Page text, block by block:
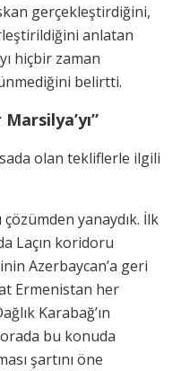
gerçekleştirdiğini,
anlatan
hiçbir zaman
belirtti.
olan tekliflerle ilgili
yanaydık. İlk
Laçın koridoru
Azerbaycan’a geri
Ermenistan her
Karabağ’ın
orada bu konuda
şartını öne